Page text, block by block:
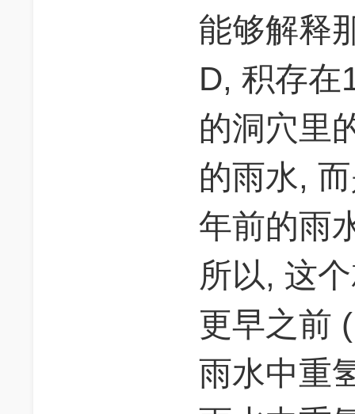
能够解释
D, 积存在
的洞穴里
的雨水,
年前的雨
所以, 这
更早之前
雨水中重